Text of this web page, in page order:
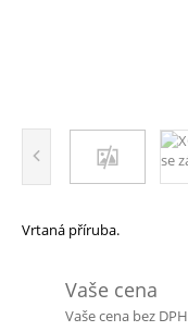
Vrtaná příruba.
Vaše cena
Vaše cena bez DPH